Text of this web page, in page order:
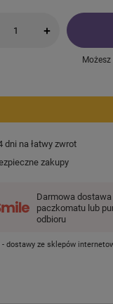
+
dni na łatwy zwrot
zakupy
Darmowa dostawa
paczkomatu lub
odbioru
dostawy ze sklepów